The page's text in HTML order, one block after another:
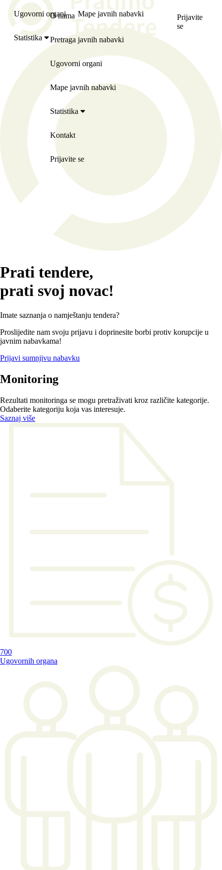
Ugovorni organi Mape javnih nabavki
Statistika
Prijavite
se
Prati tendere,
prati svoj novac!
Imate saznanja o namještanju tendera?
Proslijedite nam svoju prijavu i doprinesite borbi protiv korupcije u
javnim nabavkama!
Prijavi sumnjivu nabavku
Monitoring
Rezultati monitoringa se mogu pretraživati kroz različite kategorije.
Odaberite kategoriju koja vas interesuje.
Saznaj više
700
Ugovornih organa
O nama
Pretraga javnih nabavki
Ugovorni organi
Mape javnih nabavki
Statistika
Kontakt
Prijavite se